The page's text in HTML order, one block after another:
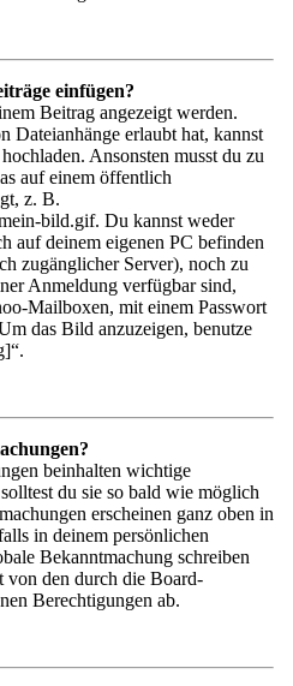
einfügen?
Beitrag angezeigt werden.
Dateianhänge erlaubt hat, kannst
Ansonsten musst du zu
auf einem öffentlich
z. B.
bild.gif. Du kannst weder
auf deinem eigenen PC befinden
zugänglicher Server), noch zu
Anmeldung verfügbar sind,
Mailboxen, mit einem Passwort
das Bild anzuzeigen, benutze
beinhalten wichtige
du sie so bald wie möglich
erscheinen ganz oben in
in deinem persönlichen
Bekanntmachung schreiben
von den durch die Board-
Berechtigungen ab.